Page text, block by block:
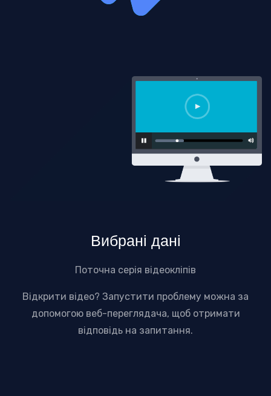
Вибрані дані
Поточна серія відеокліпів
Відкрити відео? Запустити проблему можна за
допомогою веб-переглядача, щоб отримати
відповідь на запитання.